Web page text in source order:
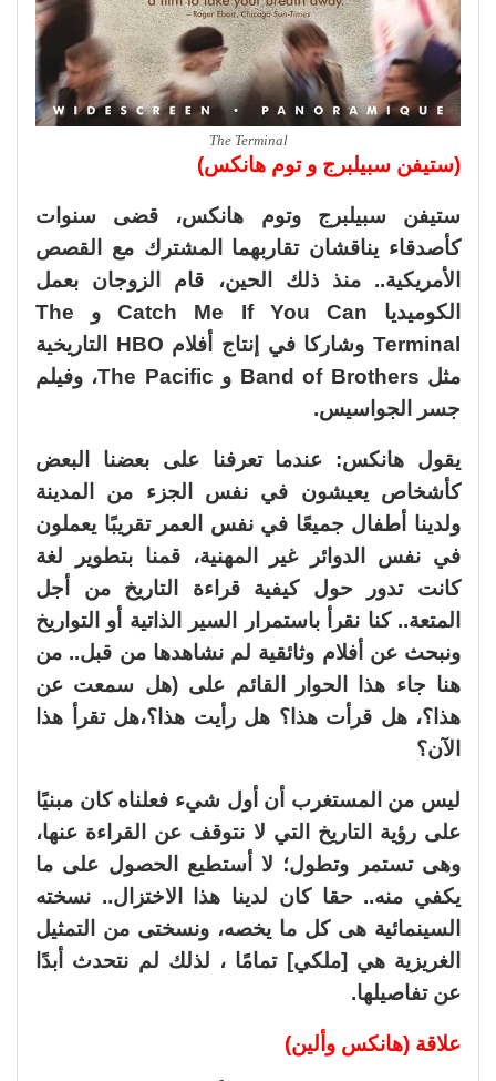
The Terminal
(ستيفن سبيلبرج و توم هانكس)
ستيفن سبيلبرج وتوم هانكس، قضى سنوات
كأصدقاء يناقشان تقاربهما المشترك مع القصص
الأمريكية.. منذ ذلك الحين، قام الزوجان بعمل
الكوميديا Catch Me If You Can و The
Terminal وشاركا في إنتاج أفلام HBO التاريخية
مثل Band of Brothers و The Pacific، وفيلم
جسر الجواسيس.
يقول هانكس: عندما تعرفنا على بعضنا البعض
كأشخاص يعيشون في نفس الجزء من المدينة
ولدينا أطفال جميعًا في نفس العمر تقريبًا يعملون
في نفس الدوائر غير المهنية، قمنا بتطوير لغة
كانت تدور حول كيفية قراءة التاريخ من أجل
المتعة.. كنا نقرأ باستمرار السير الذاتية أو التواريخ
ونبحث عن أفلام وثائقية لم نشاهدها من قبل.. من
هنا جاء هذا الحوار القائم على (هل سمعت عن
هذا؟، هل قرأت هذا؟ هل رأيت هذا؟،هل تقرأ هذا
الآن؟
ليس من المستغرب أن أول شيء فعلناه كان مبنيًا
على رؤية التاريخ التي لا نتوقف عن القراءة عنها،
وهى تستمر وتطول؛ لا أستطيع الحصول على ما
يكفي منه.. حقا كان لدينا هذا الاختزال.. نسخته
السينمائية هى كل ما يخصه، ونسختى من التمثيل
الغريزية هي [ملكي] تمامًا ، لذلك لم نتحدث أبدًا
عن تفاصيلها.
علاقة (هانكس وألين)